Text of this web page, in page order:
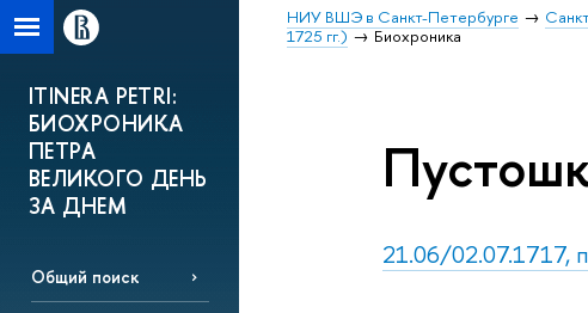
НИУ ВШЭ в Санкт-Петербурге
1725 гг.)
Биохроника
ITINERA PETRI:
БИОХРОНИКА
ПЕТРА
ВЕЛИКОГО ДЕНЬ
ЗА ДНЕМ
Общий поиск
21.06/02.07.1717,